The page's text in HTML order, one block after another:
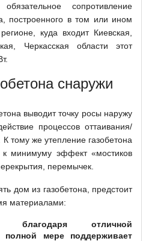
сопротивление
построенного в том или ином
куда входит Киевская,
Черкасская области этот
снаружи
выводит точку росы наружу
процессов оттаивания/
тому же утепление газобетона
к минимуму эффект «мостиков
перемычек.
дом из газобетона, предстоит
материалами:
благодаря отличной
полной мере поддерживает